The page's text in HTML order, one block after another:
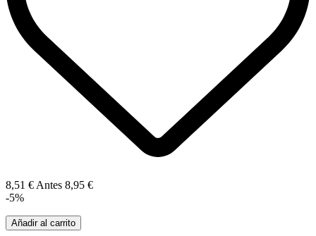
8,51 € Antes 8,95 €
-5%
Añadir al carrito